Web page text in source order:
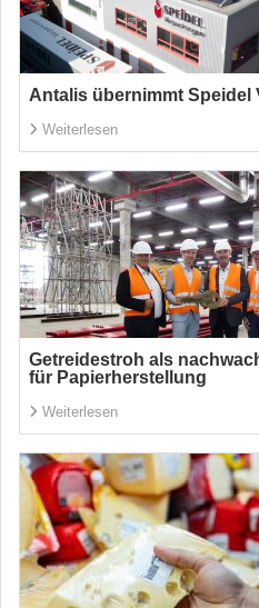
Antalis übernimmt Speidel
Weiterlesen
Getreidestroh als
für Papierherstellung
Weiterlesen